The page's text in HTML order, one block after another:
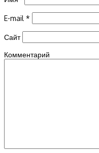
E-mail *
Сайт
Комментарий